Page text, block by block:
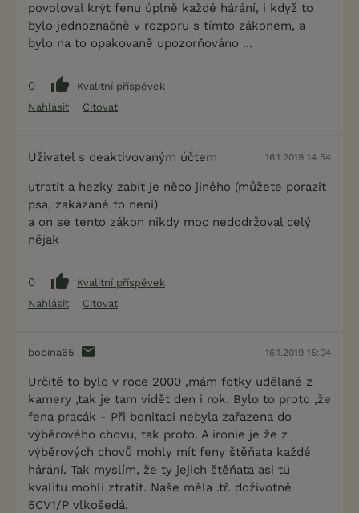
povoloval krýt fenu úplně každé hárání, i když to
bylo jednoznačně v rozporu s tímto zákonem, a
bylo na to opakovaně upozorňováno ...
0
Kvalitní příspěvek
Nahlásit
Citovat
Uživatel s deaktivovaným účtem 16.1.2019 14:54
utratit a hezky zabít je něco jiného (můžete porazit
psa, zakázané to není)
a on se tento zákon nikdy moc nedodržoval celý
nějak
0
Kvalitní příspěvek
Nahlásit
Citovat
bobina65 16.1.2019 15:04
Určitě to bylo v roce 2000 ,mám fotky udělané z
kamery ,tak je tam vidět den i rok. Bylo to proto ,že
fena pracák - Při bonitaci nebyla zařazena do
výběrového chovu, tak proto. A ironie je že z
výběrových chovů mohly mít feny štěňata každé
hárání. Tak myslím, že ty jejich štěňata asi tu
kvalitu mohli ztratit. Naše měla .tř. doživotně
5CV1/P vlkošedá.